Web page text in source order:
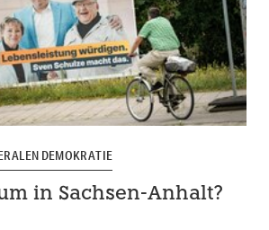
DEMOKRATIE
in Sachsen-Anhalt?